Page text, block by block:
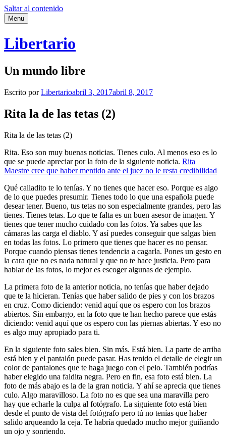
Saltar al contenido
Menu
Libertario
Un mundo libre
Escrito porLibertarioabril 3, 2017abril 8, 2017
Rita la de las tetas (2)
Rita la de las tetas (2)
Rita. Eso son muy buenas noticias. Tienes culo. Al menos eso es lo
que se puede apreciar por la foto de la siguiente noticia. Rita
Maestre cree que haber mentido ante el juez no le resta credibilidad
Qué calladito te lo tenías. Y no tienes que hacer eso. Porque es algo
de lo que puedes presumir. Tienes todo lo que una española puede
desear tener. Bueno, tus tetas no son especialmente grandes, pero las
tienes. Tienes tetas. Lo que te falta es un buen asesor de imagen. Y
tienes que tener mucho cuidado con las fotos. Ya sabes que las
cámaras las carga el diablo. Y así puedes conseguir que salgas bien
en todas las fotos. Lo primero que tienes que hacer es no pensar.
Porque cuando piensas tienes tendencia a cagarla. Pones un gesto en
la cara que no es nada natural y que no te hace justicia. Pero para
hablar de las fotos, lo mejor es escoger algunas de ejemplo.
La primera foto de la anterior noticia, no tenías que haber dejado
que te la hicieran. Tenías que haber salido de pies y con los brazos
en cruz. Como diciendo: venid aquí que os espero con los brazos
abiertos. Sin embargo, en la foto que te han hecho parece que estás
diciendo: venid aquí que os espero con las piernas abiertas. Y eso no
es algo muy apropiado para ti.
En la siguiente foto sales bien. Sin más. Está bien. La parte de arriba
está bien y el pantalón puede pasar. Has tenido el detalle de elegir un
color de pantalones que te haga juego con el pelo. También podrías
haber elegido una faldita negra. Pero en fin, esa foto está bien. La
foto de más abajo es la de la gran noticia. Y ahí se aprecia que tienes
culo. Algo maravilloso. La foto no es que sea una maravilla pero
hay que echarle la culpa al fotógrafo. La siguiente foto está bien
desde el punto de vista del fotógrafo pero tú no tenías que haber
salido arqueando la ceja. Te habría quedado mucho mejor guiñando
un ojo y sonriendo.